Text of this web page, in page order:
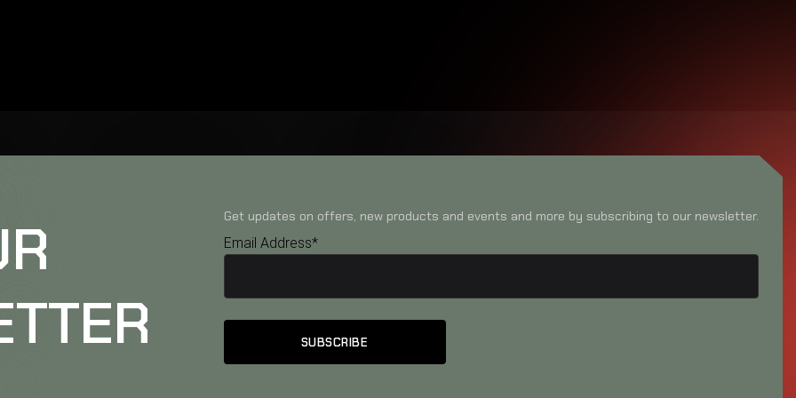
Get updates on offers, new products and events and more by subscribing to our newsletter.
Email Address*